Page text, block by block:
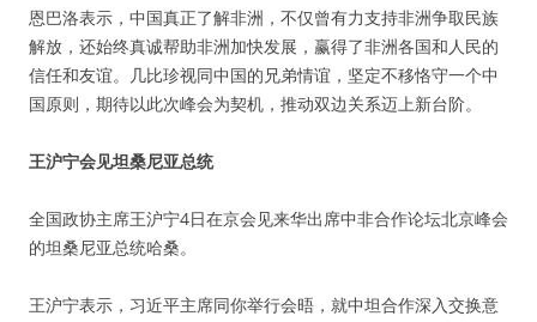
恩巴洛表示，中国真正了解非洲，不仅曾有力支持非洲争取民族
解放，还始终真诚帮助非洲加快发展，赢得了非洲各国和人民的
信任和友谊。几比珍视同中国的兄弟情谊，坚定不移恪守一个中
国原则，期待以此次峰会为契机，推动双边关系迈上新台阶。
王沪宁会见坦桑尼亚总统
全国政协主席王沪宁4日在京会见来华出席中非合作论坛北京峰会
的坦桑尼亚总统哈桑。
王沪宁表示，习近平主席同你举行会晤，就中坦合作深入交换意